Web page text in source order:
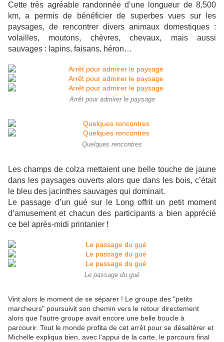
Cette très agréable randonnée d’une longueur de 8,500
km, a permis de bénéficier de superbes vues sur les
paysages, de rencontrer divers animaux domestiques :
volailles, moutons, chèvres, chevaux, mais aussi
sauvages : lapins, faisans, héron…
Arrêt pour admirer le paysage
Quelques rencontres
Les champs de colza mettaient une belle touche de jaune
dans les paysages ouverts alors que dans les bois, c’était
le bleu des jacinthes sauvages qui dominait.
Le passage d’un gué sur le Long offrit un petit moment
d’amusement et chacun des participants a bien apprécié
ce bel après-midi printanier !
Le passage du gué
Vint alors le moment de se séparer ! Le groupe des "petits
marcheurs" poursuivit son chemin vers le retour directement
alors que l'autre groupe avait encore une belle boucle à
parcourir. Tout le monde profita de cet arrêt pour se désaltérer et
Michelle expliqua bien, avec l'appui de la carte, le parcours final